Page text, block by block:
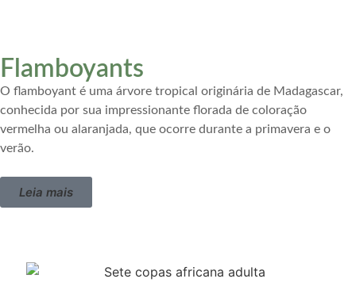
Flamboyants
O flamboyant é uma árvore tropical originária de Madagascar,
conhecida por sua impressionante florada de coloração
vermelha ou alaranjada, que ocorre durante a primavera e o
verão.
Leia mais